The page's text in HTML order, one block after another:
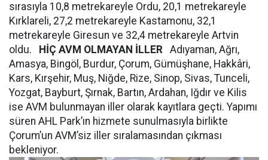
sırasıyla 10,8 metrekareyle Ordu, 20,1 metrekareyle
Kırklareli, 27,2 metrekareyle Kastamonu, 32,1
metrekareyle Giresun ve 32,4 metrekareyle Artvin
oldu.
HİÇ AVM OLMAYAN İLLER Adıyaman, Ağrı,
Amasya, Bingöl, Burdur, Çorum, Gümüşhane, Hakkâri,
Kars, Kırşehir, Muş, Niğde, Rize, Sinop, Sivas, Tunceli,
Yozgat, Bayburt, Şırnak, Bartın, Ardahan, Iğdır ve Kilis
ise AVM bulunmayan iller olarak kayıtlara geçti. Yapımı
süren AHL Park’ın hizmete sunulmasıyla birlikte
Çorum’un AVM’siz iller sıralamasından çıkması
bekleniyor.